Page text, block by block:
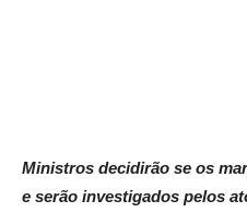
Ministros decidirão se os
e serão investigados pelos